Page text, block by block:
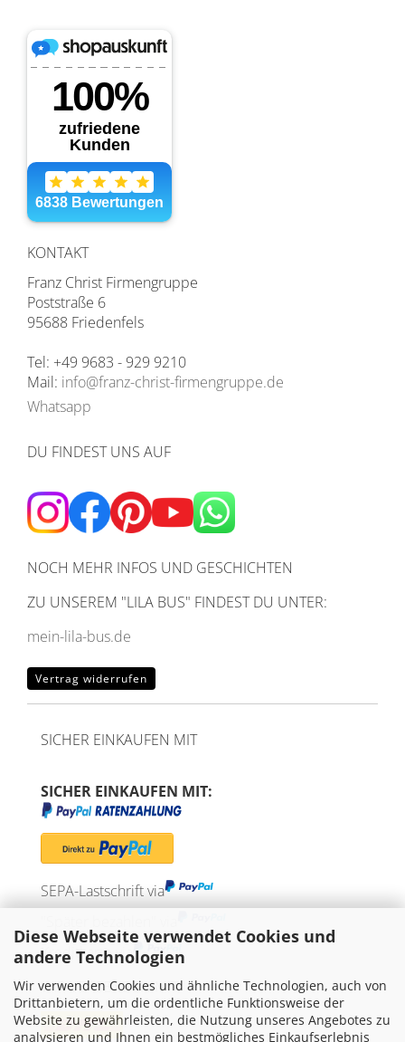
Diese Webseite verwendet Cookies und
andere Technologien
Wir verwenden Cookies und ähnliche Technologien, auch von
Drittanbietern, um die ordentliche Funktionsweise der
Website zu gewährleisten, die Nutzung unseres Angebotes zu
analysieren und Ihnen ein bestmögliches Einkaufserlebnis
KONTAKT
Franz Christ Firmengruppe
Poststraße 6
95688 Friedenfels
Tel: +49 9683 - 929 9210
Mail: info@franz-christ-firmengruppe.de
Whatsapp
DU FINDEST UNS AUF
NOCH MEHR INFOS UND GESCHICHTEN
ZU UNSEREM "LILA BUS" FINDEST DU UNTER:
mein-lila-bus.de
Vertrag widerrufen
SICHER EINKAUFEN MIT
SICHER EINKAUFEN MIT:
SEPA-Lastschrift via
Kreditkarte via
WIR VERSENDEN MIT